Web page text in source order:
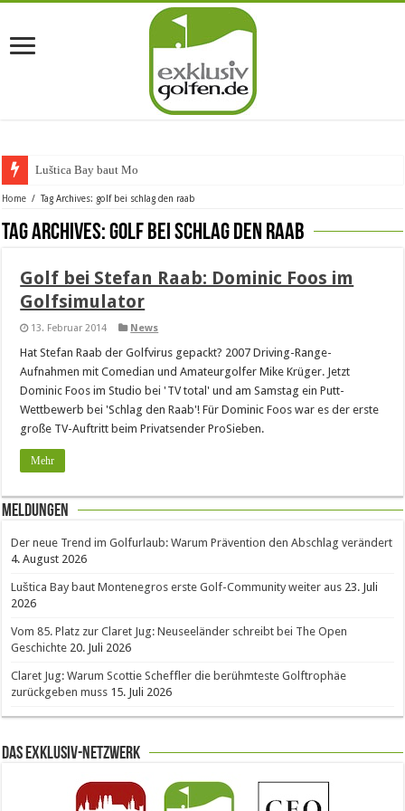
Luštica Bay baut Monten
Home / Tag Archives: golf bei schlag den raab
Tag Archives:golf bei schlag den raab
Golf bei Stefan Raab: Dominic Foos im
Golfsimulator
13. Februar 2014 News
Hat Stefan Raab der Golfvirus gepackt? 2007 Driving-Range-
Aufnahmen mit Comedian und Amateurgolfer Mike Krüger. Jetzt
Dominic Foos im Studio bei 'TV total' und am Samstag ein Putt-
Wettbewerb bei 'Schlag den Raab'! Für Dominic Foos war es der erste
große TV-Auftritt beim Privatsender ProSieben.
Mehr
Meldungen
Der neue Trend im Golfurlaub: Warum Prävention den Abschlag verändert
4. August 2026
Luštica Bay baut Montenegros erste Golf-Community weiter aus 23. Juli
2026
Vom 85. Platz zur Claret Jug: Neuseeländer schreibt bei The Open
Geschichte 20. Juli 2026
Claret Jug: Warum Scottie Scheffler die berühmteste Golftrophäe
zurückgeben muss 15. Juli 2026
Das Exklusiv-Netzwerk